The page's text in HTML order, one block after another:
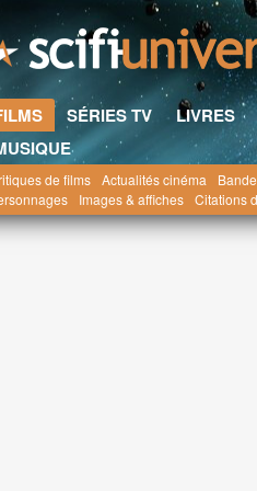
SÉRIES TV LIVRES
de films Actualités cinéma
Images & affiches Citations
Universe.com Films Actualités